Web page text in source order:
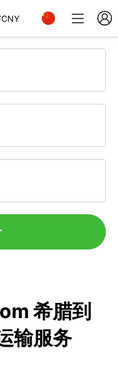
CNY
希腊到
输服务